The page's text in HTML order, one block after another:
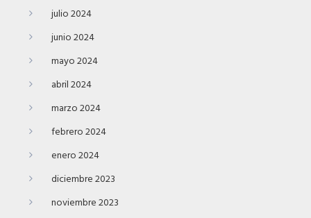
julio 2024
junio 2024
mayo 2024
abril 2024
marzo 2024
febrero 2024
enero 2024
diciembre 2023
noviembre 2023